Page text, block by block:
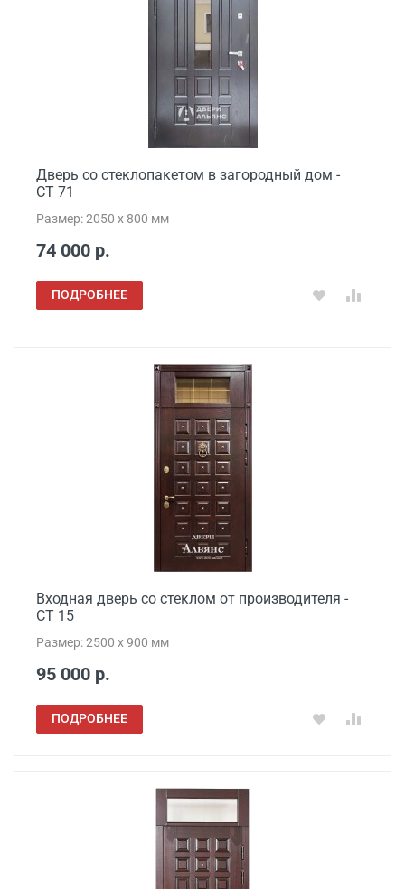
Дверь со стеклопакетом в загородный дом -
СТ 71
Размер: 2050 x 800 мм
74 000 р.
ПОДРОБНЕЕ
Входная дверь со стеклом от производителя -
СТ 15
Размер: 2500 х 900 мм
95 000 р.
ПОДРОБНЕЕ